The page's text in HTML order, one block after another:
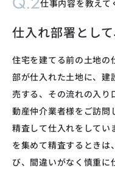
仕事内容を教えて
仕入れ部署とし
住宅を建てる前の土地の
部が仕入れた土地に、建
売する、その流れの入り
動産仲介業者様をご訪問
精査して仕入れをしてい
を集めて精査するときは
び、間違いがなく慎重に